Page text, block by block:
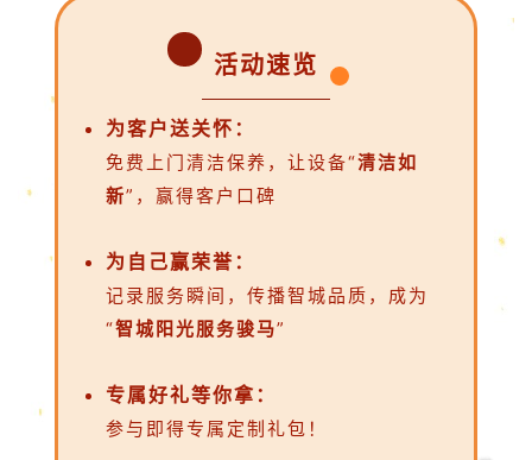
活动速览
为客户送关怀：
免费上门清洁保养，让设备“清洁如
新”，赢得客户口碑
为自己赢荣誉：
记录服务瞬间，传播智城品质，成为
“智城阳光服务骏马”
专属好礼等你拿：
参与即得专属定制礼包！